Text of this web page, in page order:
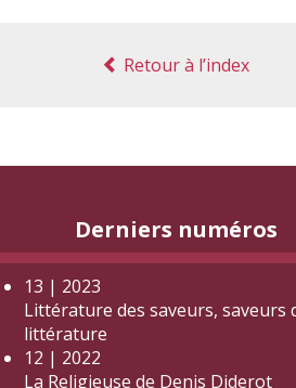
Retour à l’index
Derniers numéros
13 | 2023
Littérature des saveurs, saveurs
littérature
12 | 2022
La Religieuse de Denis Diderot